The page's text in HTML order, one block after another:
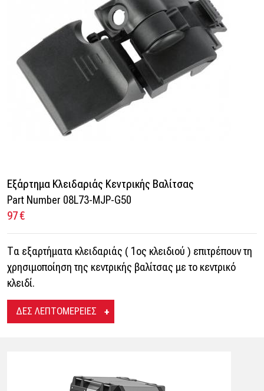
Εξάρτημα Κλειδαριάς Κεντρικής Βαλίτσας
Part Number 08L73-MJP-G50
97 €
Τα εξαρτήματα κλειδαριάς ( 1ος κλειδιού ) επιτρέπουν τη
χρησιμοποίηση της κεντρικής βαλίτσας με το κεντρικό
κλειδί.
ΔΕΣ ΛΕΠΤΟΜΕΡΕΙΕΣ